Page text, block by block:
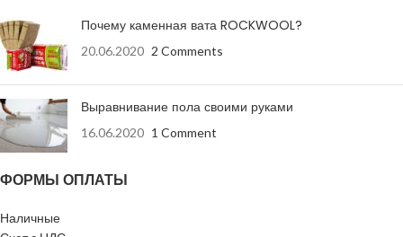
Почему каменная вата ROCKWOOL?
20.06.2020 2 Comments
Выравнивание пола своими руками
16.06.2020 1 Comment
ФОРМЫ ОПЛАТЫ
Наличные